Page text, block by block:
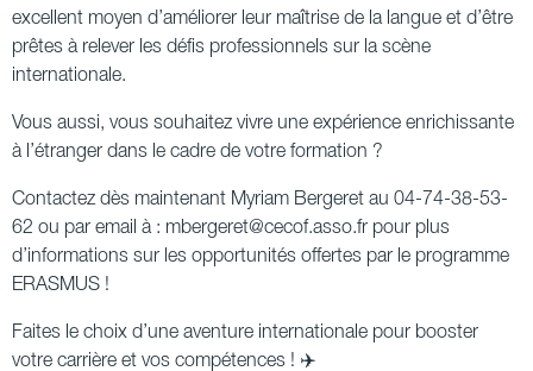
excellent moyen d’améliorer leur maîtrise de la langue et d’être
prêtes à relever les défis professionnels sur la scène
internationale.
Vous aussi, vous souhaitez vivre une expérience enrichissante
à l’étranger dans le cadre de votre formation ?
Contactez dès maintenant Myriam Bergeret au 04-74-38-53-
62 ou par email à : mbergeret@cecof.asso.fr pour plus
d’informations sur les opportunités offertes par le programme
ERASMUS !
Faites le choix d’une aventure internationale pour booster
votre carrière et vos compétences ! ✈️